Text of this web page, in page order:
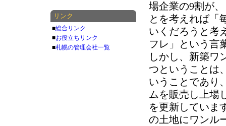
場企業の9割が
とを考えれば「
いくだろうと考
フレ」という言
しかし、新築ワ
つということは
いうことであり
ムを販売し上場
を更新していま
の土地にワンル
リンク
■総合リンク
■お役立ちリンク
■札幌の管理会社一覧